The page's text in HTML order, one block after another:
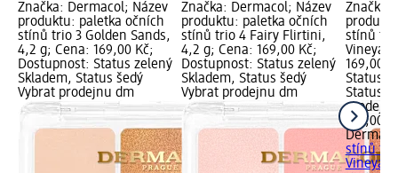
Značka: Dermacol; Název
produktu: paletka očních
stínů trio 3 Golden Sands,
4,2 g; Cena: 169,00 Kč;
Dostupnost: Status zelený
Skladem, Status šedý
Vybrat prodejnu dm
Značka: Dermacol; Název
produktu: paletka očních
stínů trio 4 Fairy Flirtini,
4,2 g; Cena: 169,00 Kč;
Dostupnost: Status zelený
Skladem, Status šedý
Vybrat prodejnu dm
Značka:
stínů
169,00
Status
Status
169,00
stínů